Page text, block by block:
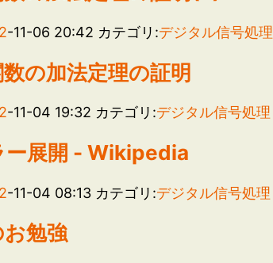
-11-06 20:42 カテゴリ:デジタル信号処理
の加法定理の証明
-11-04 19:32 カテゴリ:デジタル信号処理
ー展開 - Wikipedia
-11-04 08:13 カテゴリ:デジタル信号処理
勉強